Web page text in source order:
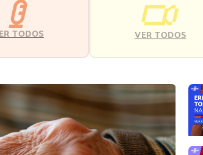
TODOS VER TODOS